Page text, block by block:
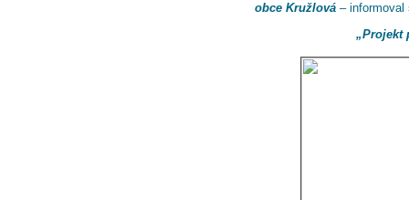
obce Kružlová – informoval
„Projekt